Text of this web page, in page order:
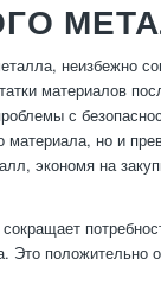
неизбежно
материалов
с
но и
экономя на
Это положительно